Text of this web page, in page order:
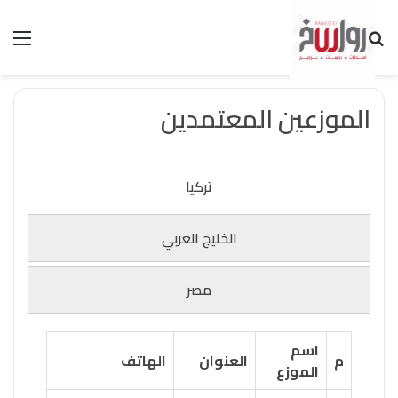
بحث عن
الموزعين المعتمدين
تركيا
الخليج العربي
مصر
م
اسم
الموزع
العنوان الهاتف